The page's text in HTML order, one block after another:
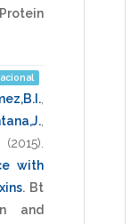
,
,
(2015).
with
. Bt
and